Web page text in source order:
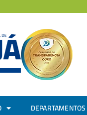
DEPARTAMENTOS